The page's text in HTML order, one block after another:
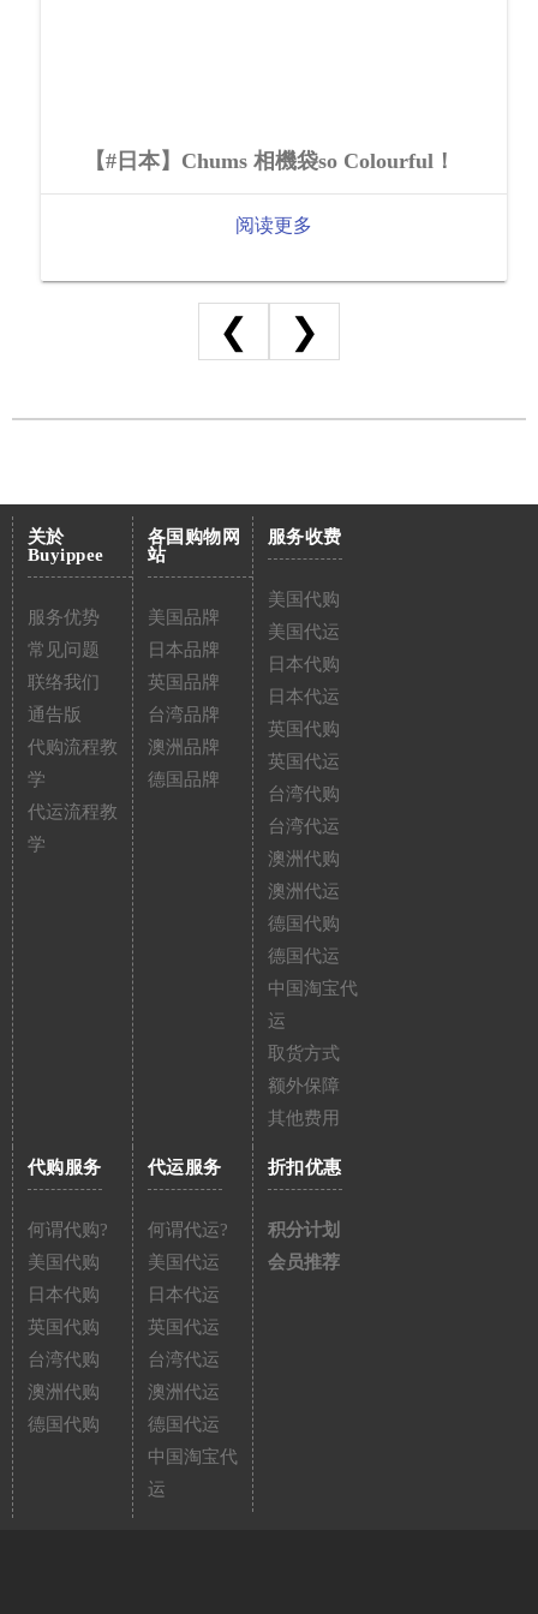
【#日本】Chums 相機袋so Colourful！
阅读更多
❮ ❯
关於
Buyippee
服务优势
常见问题
联络我们
通告版
代购流程教
学
代运流程教
学
各国购物网
站
美国品牌
日本品牌
英国品牌
台湾品牌
澳洲品牌
德国品牌
服务收费
美国代购
美国代运
日本代购
日本代运
英国代购
英国代运
台湾代购
台湾代运
澳洲代购
澳洲代运
德国代购
德国代运
中国淘宝代
运
取货方式
额外保障
其他费用
代购服务
何谓代购?
美国代购
日本代购
英国代购
台湾代购
澳洲代购
德国代购
代运服务
何谓代运?
美国代运
日本代运
英国代运
台湾代运
澳洲代运
德国代运
中国淘宝代
运
折扣优惠
积分计划
会员推荐